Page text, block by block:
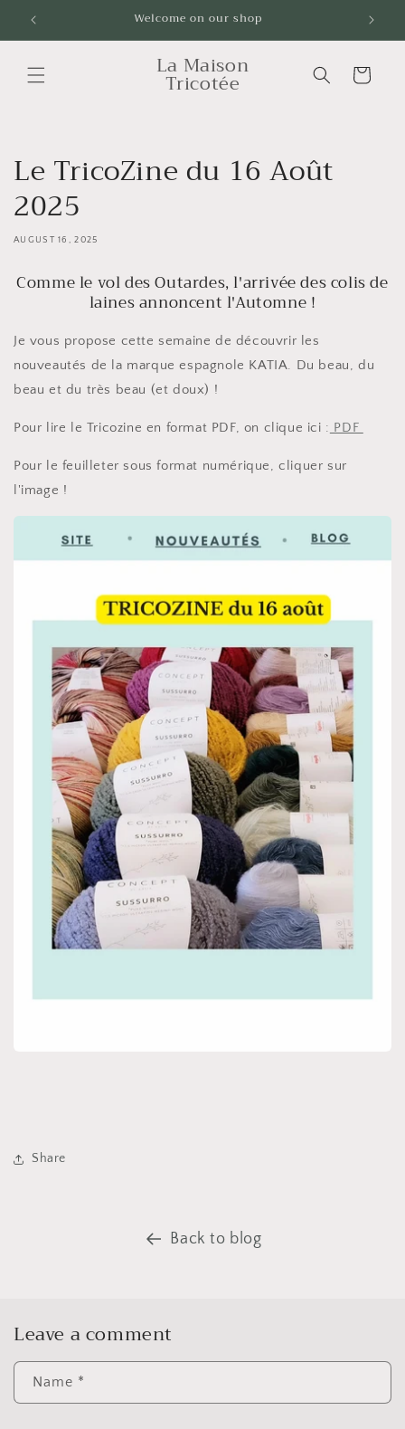
Skip to
content
Welcome on our shop
La Maison
Tricotée Cart
Le TricoZine du 16 Août
2025
AUGUST 16, 2025
Comme le vol des Outardes, l'arrivée des colis de
laines annoncent l'Automne !
Je vous propose cette semaine de découvrir les
nouveautés de la marque espagnole KATIA. Du beau, du
beau et du très beau (et doux) !
Pour lire le Tricozine en format PDF, on clique ici : PDF
Pour le feuilleter sous format numérique, cliquer sur
l'image !
Share
Back to blog
Leave a comment
Name *